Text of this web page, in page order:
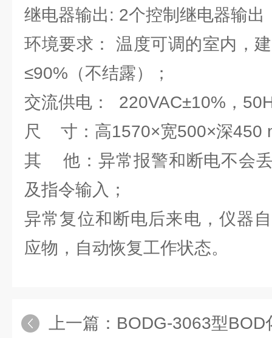
继电器输出: 2个控制继电器输出
环境要求： 温度可调的室内，
≤90%（不结露）；
交流供电： 220VAC±10%，
尺 寸：高1570×宽500×深450
其 他：异常报警和断电不会
及指令输入；
异常复位和断电后来电，仪器
应物，自动恢复工作状态。
上一篇： BODG-3063型BOD化学需氧